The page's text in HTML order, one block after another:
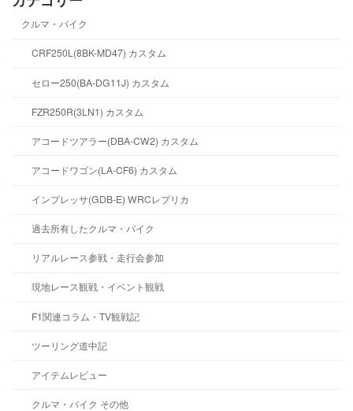
クルマ・バイク
CRF250L(8BK-MD47) カスタム
セロー250(BA-DG11J) カスタム
FZR250R(3LN1) カスタム
アコードツアラー(DBA-CW2) カスタム
アコードワゴン(LA-CF6) カスタム
インプレッサ(GDB-E) WRCレプリカ
過去所有したクルマ・バイク
リアルレース参戦・走行会参加
現地レース観戦・イベント観戦
F1関連コラム・TV観戦記
ツーリング道中記
アイテムレビュー
クルマ・バイク その他